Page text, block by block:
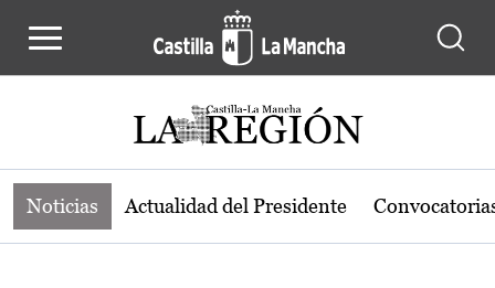
Noticias de la región de Castilla-La
Noticias Actualidad del Presidente